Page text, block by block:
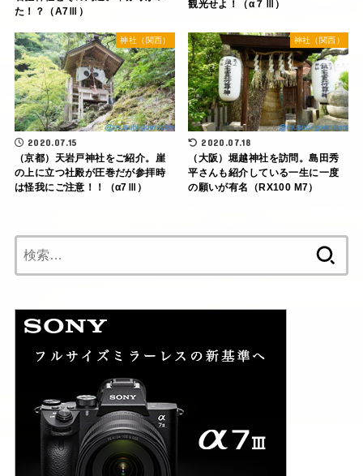
た！？（A7Ⅲ）
観光せよ！（α７Ⅲ）
神社（関西）
2020.07.15
（京都）天岩戸神社をご紹介。崖
の上に立つ社殿が圧巻だが参拝時
は怪我にご注意！！（α7Ⅲ）
神社（関西）
2020.07.18
（大阪）堀越神社を訪問。島田秀
平さんも紹介している一生に一度
の願いが有名（RX100 M7）
索: